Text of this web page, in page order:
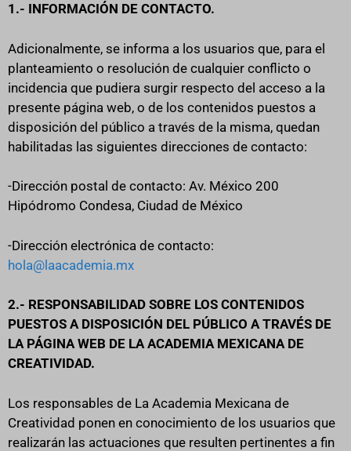
1.- INFORMACIÓN DE CONTACTO.
Adicionalmente, se informa a los usuarios que, para el
planteamiento o resolución de cualquier conflicto o
incidencia que pudiera surgir respecto del acceso a la
presente página web, o de los contenidos puestos a
disposición del público a través de la misma, quedan
habilitadas las siguientes direcciones de contacto:
-Dirección postal de contacto: Av. México 200
Hipódromo Condesa, Ciudad de México
-Dirección electrónica de contacto:
hola@laacademia.mx
2.- RESPONSABILIDAD SOBRE LOS CONTENIDOS
PUESTOS A DISPOSICIÓN DEL PÚBLICO A TRAVÉS DE
LA PÁGINA WEB DE LA ACADEMIA MEXICANA DE
CREATIVIDAD.
Los responsables de La Academia Mexicana de
Creatividad ponen en conocimiento de los usuarios que
realizarán las actuaciones que resulten pertinentes a fin